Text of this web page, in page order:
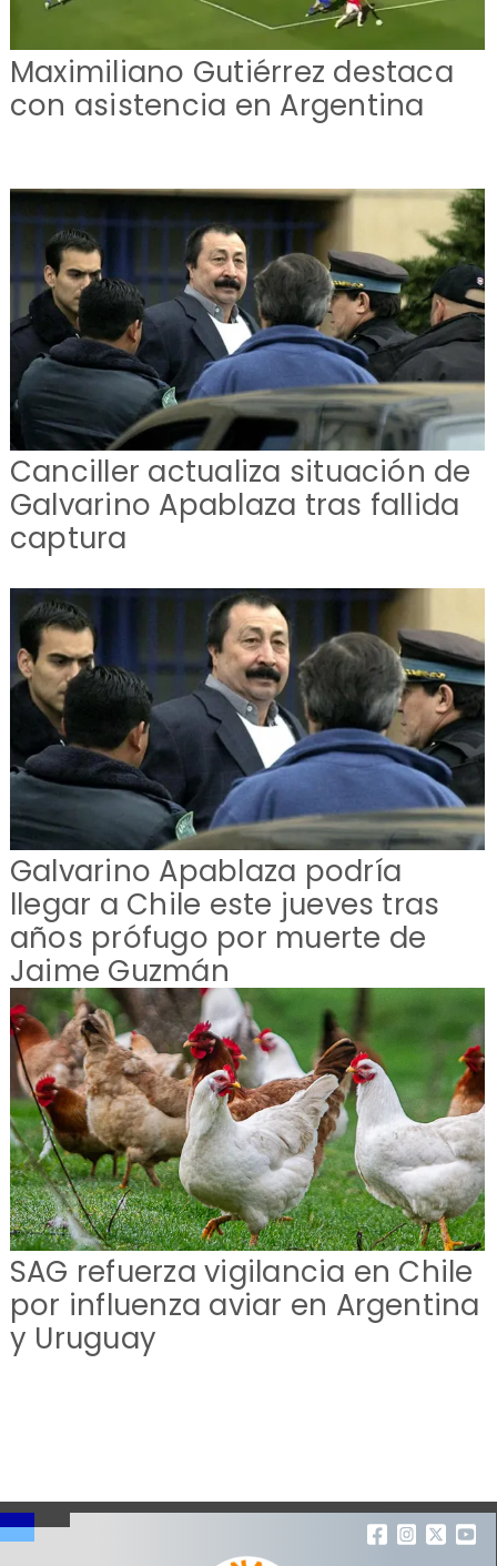
Maximiliano Gutiérrez destaca
con asistencia en Argentina
Canciller actualiza situación de
Galvarino Apablaza tras fallida
captura
Galvarino Apablaza podría
llegar a Chile este jueves tras
años prófugo por muerte de
Jaime Guzmán
SAG refuerza vigilancia en Chile
por influenza aviar en Argentina
y Uruguay